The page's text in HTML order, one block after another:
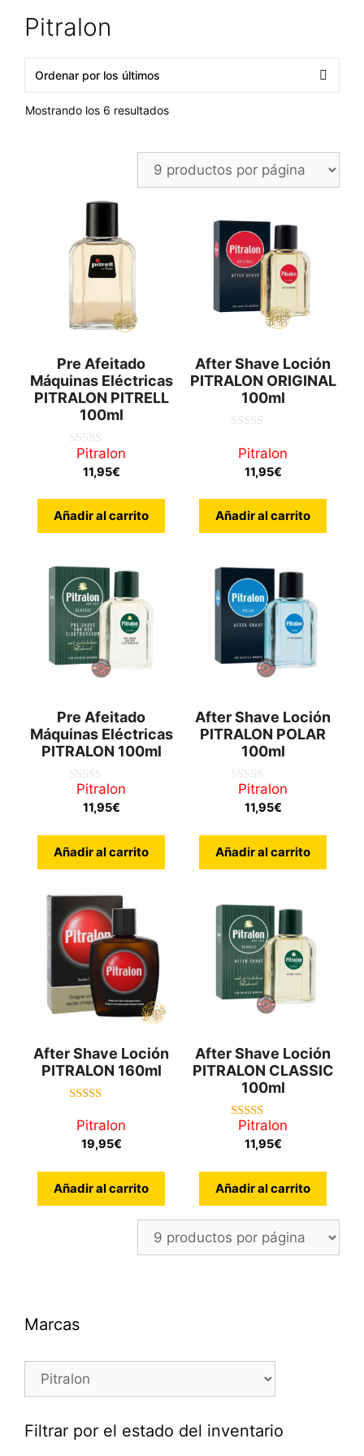
Pitralon
Mostrando los 6 resultadosOrdenado
Pre Afeitado
Máquinas Eléctricas
PITRALON PITRELL
100ml
Pitralon
11,95€
Añadir al carrito
After Shave Loción
PITRALON ORIGINAL
100ml
Pitralon
11,95€
Añadir al carrito
Pre Afeitado
Máquinas Eléctricas
PITRALON 100ml
Pitralon
11,95€
Añadir al carrito
After Shave Loción
PITRALON POLAR
100ml
Pitralon
11,95€
Añadir al carrito
After Shave Loción
PITRALON 160ml
de 5
Pitralon
19,95€
Añadir al carrito
After Shave Loción
PITRALON CLASSIC
100ml
5.00
de 5
Pitralon
11,95€
Añadir al carrito
Marcas
Filtrar por el estado del inventario